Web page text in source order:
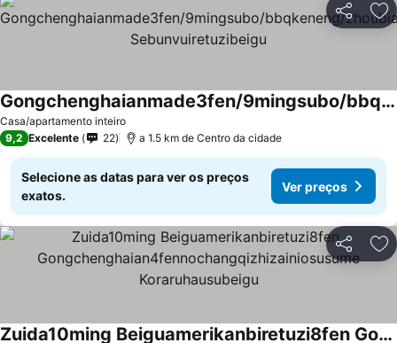
Partilhar
Casa/apartamento inteiro
Gongchenghaianmade3fen/9mingsubo/bbqkeneng/zhoubiannihayinshidianduoshunobeigueria Sebunvuiretuzibeigu
Ver preços
9,2 Excelente 22 a 1.5 km de Centro da cidade
Selecione as datas para ver os preços
exatos.
Ver preços
Partilhar
Zuida10ming Beiguamerikanbiretuzi8fen Gongchenghaian4fennochangqizhizainiosusume Koraruhausubeigu